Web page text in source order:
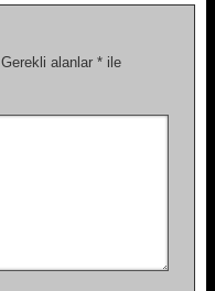
Gerekli alanlar * ile